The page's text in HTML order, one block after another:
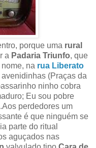
porque uma rural
a Padaria Triunfo, que
na rua Liberato
(Praças da
ninho cobra
Eu sou pobre
perdedores um
é que ninguém se
parte do ritual
aguçados nas